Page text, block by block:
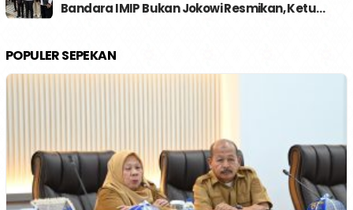
Bandara IMIP Bukan Jokowi Resmikan, Ketu…
POPULER SEPEKAN